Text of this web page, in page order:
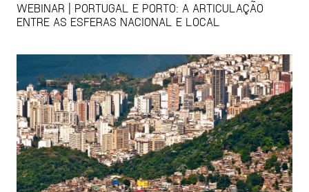
WEBINAR | PORTUGAL E PORTO: A ARTICULAÇÃO
ENTRE AS ESFERAS NACIONAL E LOCAL